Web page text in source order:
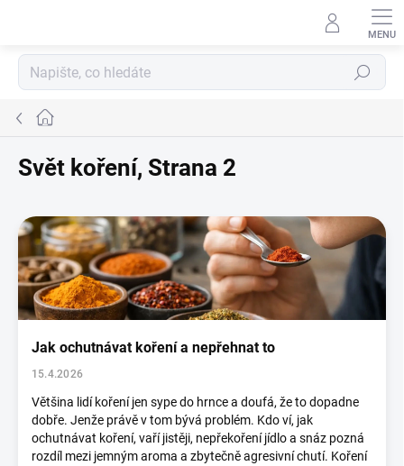
Hledat
Domů
Svět koření, Strana 2
V
ý
p
i
s
č
Jak ochutnávat koření a nepřehnat to
15.4.2026
Většina lidí koření jen sype do hrnce a doufá, že to dopadne
dobře. Jenže právě v tom bývá problém. Kdo ví, jak
ochutnávat koření, vaří jistěji, nepřekoření jídlo a snáz pozná
rozdíl mezi jemným aroma a zbytečně agresivní chutí. Koření